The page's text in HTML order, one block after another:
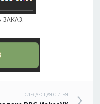
ЗАКАЗ.
СЛЕДУЮЩАЯ СТАТЬЯ